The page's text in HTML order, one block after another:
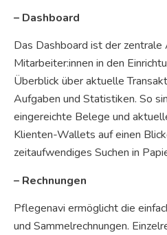
– Dashboard
Das Dashboard ist der
Mitarbeiter:innen in den
Überblick über aktuelle
Aufgaben und Statistiken. So
eingereichte Belege und
Klienten-Wallets auf einen
zeitaufwendiges Suchen in
– Rechnungen
Pflegenavi ermöglicht die
und Sammelrechnungen.